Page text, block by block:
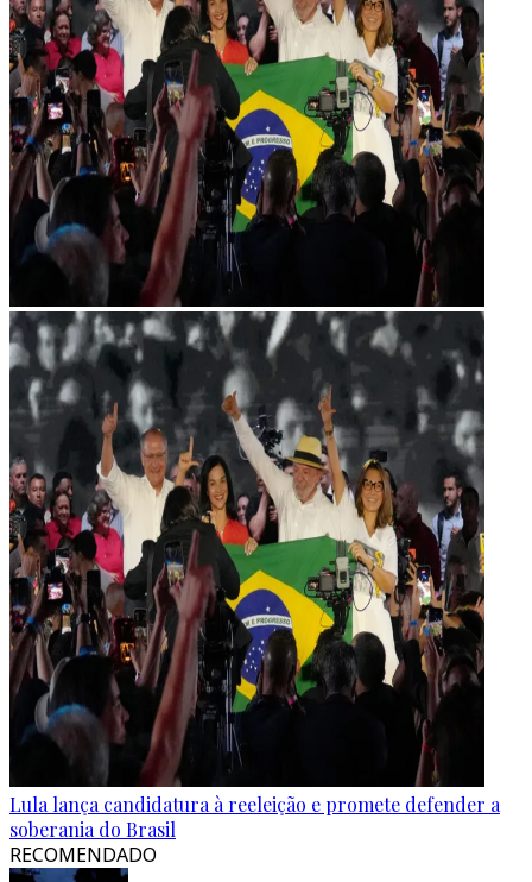
Lula lança candidatura à reeleição e promete defender a
soberania do Brasil
RECOMENDADO